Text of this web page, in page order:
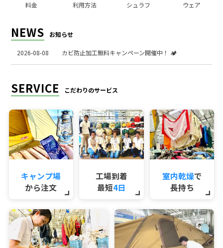
料金 利用方法 シュラフ ウェア
NEWS お知らせ
2026-08-08 カビ防止加工無料キャンペーン開催中！ 🏕️
SERVICE こだわりのサービス
キャンプ場
から注文
工場到着
最短4日
室内乾燥で
長持ち